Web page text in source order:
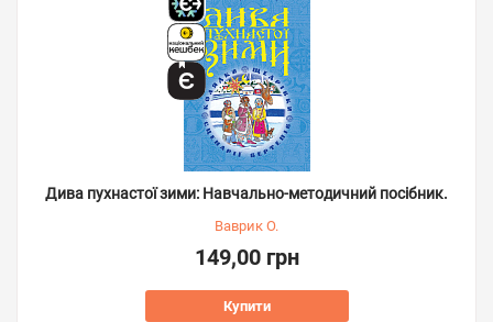
Дива пухнастої зими: Навчально-методичний посібник.
Ваврик О.
149,00 грн
Купити